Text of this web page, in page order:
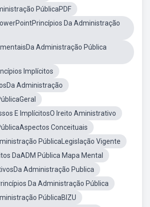
PúblicaPDF
Da Administração
Administração Pública
Implícitos
Administração
E ImplícitosO Ireito Aministrativo
Conceituais
PúblicaLegislação Vigente
DaADM Pública Mapa Mental
Administração Publica
Da Administração Pública
PúblicaBIZU